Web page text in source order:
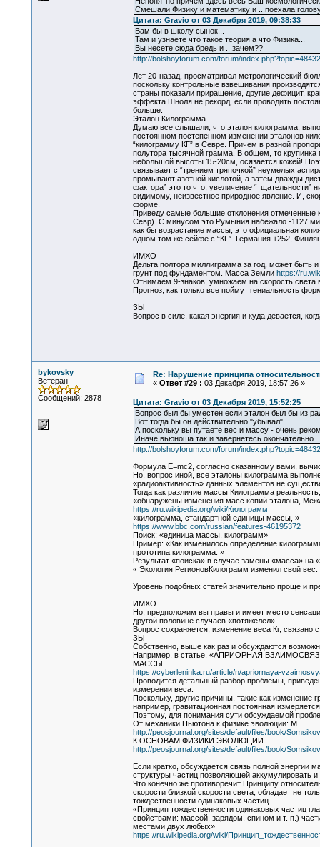
Смешали Физику и математику и ...поехала
Цитата: Gravio от 03 Декабря 2019, 09:38:33
Вам бы в школу сынок...
Там и узнаете что такое теория а что Физика...
Вы несете сюда бредь и ...зачем??
http://bolshoyforum.com/forum/
Лет 20-назад, просматривал метрологический
поскольку контрольные взвешивания
страны показали приращение, другие дефицит,
эффекта Шноля не рекорд, если проводить
больше.
Эталон Килограмма
Думаю все слышали, что эталон килограмма,
постоянном постепенном изменении эталонов
“килограмму КГ” в Севре. Причем в разной
полутора тысячной грамма. В общем, то крупинка
небольшой высоты 15-20см, осязается кожей!
связывает с “трением тряпочкой” неумелых
промывают азотной кислотой, а затем дважды
фактора” это то что, увеличение
видимому, неизвестное природное явление. И,
форме.
Приведу самые большие отклонения отмеченные
Севр). С минусом это Румыния набежало -1127
как бы возрастание массы, это официальная
одном том же сейфе с “КГ”. Германия +252,
ИМХО
Дельта полтора миллиграмма за год, может быть
грунт под фундаментом. Масса Земли https://
Отнимаем 9-знаков, умножаем на скорость света
Прогноз, как только все поймут гениальность
ЗЫ
Вопрос в силе, какая энергия и куда девается,
bykovsky
Ветеран
Сообщений: 2878
Re: Нарушение принципа
« Ответ #29 : 03 Декабря 2019, 18:57:26 »
Цитата: Gravio от 03 Декабря 2019, 15:52:25
Вопрос был бы уместен если эталон был бы из
Вот тогда бы он действительно "убывал"....
А поскольку вы путаете вес и массу - очень
Иначе вьюноша так и завернетесь окончательно
http://bolshoyforum.com/forum/
Формула E=mc2, согласно сказанному вами,
Но, вопрос иной, все эталоны килограмма
«радиоактивность» данных элементов не
Тогда как различие массы Килограмма
«обнаружены изменения масс копий эталона,
https://ru.wikipedia.org/wiki/Килограмм
«килограмма, стандартной единицы массы, »
https://www.bbc.com/russian/features-46195372
Поиск: «единица массы, килограмм»
Пример: «Как изменилось определение
прототипа килограмма. »
Результат «поиска» в случае замены «масса» на
« Экология РегионовКилограмм изменил свой
Уровень подобных статей значительно проще и
ИМХО
Но, предположим вы правы и имеет место
другой половине случаев «потяжелел».
Вопрос сохраняется, изменение веса Кг,
ЗЫ
Собственно, выше как раз и обсуждаются
Например, в статье, «АПРИОРНАЯ
МАССЫ
https://cyberleninka.ru/article/n/apriornaya-
Проводится детальный разбор проблемы,
измерении веса.
Поскольку, другие причины, такие как
например, гравитационная постоянная
Поэтому, для понимания сути обсуждаемой
От механики Ньютона к физике эволюции: М
http://peosjournal.org/sites/default/files/book/
К ОСНОВАМ ФИЗИКИ ЭВОЛЮЦИИ
http://peosjournal.org/sites/default/files/book/
Если кратко, обсуждается связь полной энергии
структуры частиц позволяющей аккумулировать
Что конечно же противоречит Принципу
скорости близкой скорости света, обладает не
тождественности одинаковых частиц.
«Принцип тождественности одинаковых частиц
свойствами: массой, зарядом, спином и т. п.)
местами двух любых»
https://ru.wikipedia.org/wiki/